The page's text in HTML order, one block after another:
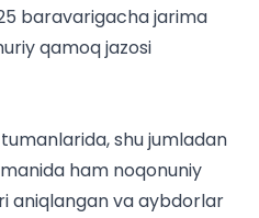
baravarigacha jarima
qamoq jazosi
shu jumladan
ham noqonuniy
aniqlangan va aybdorlar